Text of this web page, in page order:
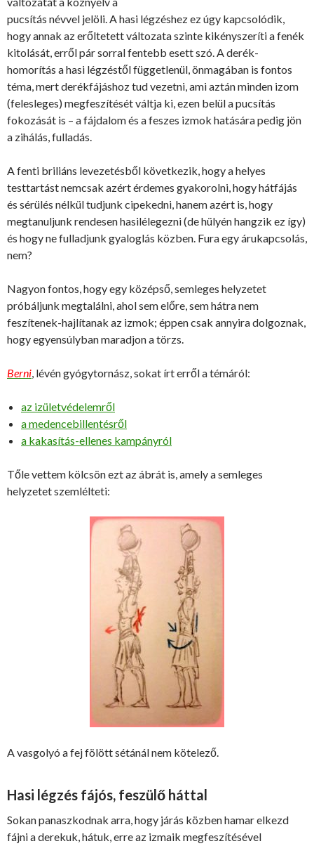
pucsítás névvel jelöli. A hasi légzéshez ez úgy kapcsolódik,
hogy annak az erőltetett változata szinte kikényszeríti a fenék
kitolását, erről pár sorral fentebb esett szó. A derék-
homorítás a hasi légzéstől függetlenül, önmagában is fontos
téma, mert derékfájáshoz tud vezetni, ami aztán minden izom
(felesleges) megfeszítését váltja ki, ezen belül a pucsítás
fokozását is – a fájdalom és a feszes izmok hatására pedig jön
a zihálás, fulladás.
A fenti briliáns levezetésből következik, hogy a helyes
testtartást nemcsak azért érdemes gyakorolni, hogy hátfájás
és sérülés nélkül tudjunk cipekedni, hanem azért is, hogy
megtanuljunk rendesen hasilélegezni (de hülyén hangzik ez így)
és hogy ne fulladjunk gyaloglás közben. Fura egy árukapcsolás,
nem?
Nagyon fontos, hogy egy középső, semleges helyzetet
próbáljunk megtalálni, ahol sem előre, sem hátra nem
feszítenek-hajlítanak az izmok; éppen csak annyira dolgoznak,
hogy egyensúlyban maradjon a törzs.
Berni, lévén gyógytornász, sokat írt erről a témáról:
az izületvédelemről
a medencebillentésről
a kakasítás-ellenes kampányról
Tőle vettem kölcsön ezt az ábrát is, amely a semleges
helyzetet szemlélteti:
A vasgolyó a fej fölött sétánál nem kötelező.
Hasi légzés fájós, feszülő háttal
Sokan panaszkodnak arra, hogy járás közben hamar elkezd
fájni a derekuk, hátuk, erre az izmaik megfeszítésével